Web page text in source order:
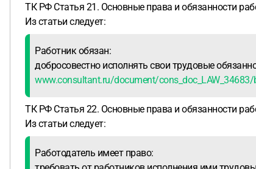
ТК РФ Статья 21. Основные права и обязанности
Из статьи следует:
Работник обязан:
добросовестно исполнять свои трудовые
www.consultant.ru/document/
ТК РФ Статья 22. Основные права и обязанности
Из статьи следует:
Работодатель имеет право: